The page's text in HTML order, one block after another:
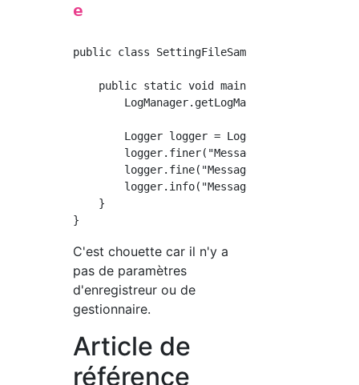
e
public class SettingFileSample {
public static void main(String[] arg)
Logger logger =
        logger.finer("Message FINER");
        logger.fine("Message FINE");
        logger.info("Message INFO");
    }
C'est chouette car il n'y a
pas de paramètres
d'enregistreur ou de
gestionnaire.
Article de
référence